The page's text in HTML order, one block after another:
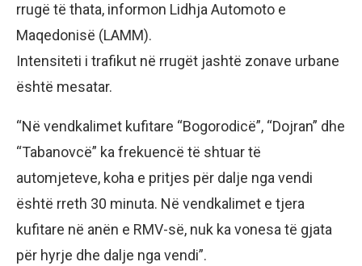
rrugë të thata, informon Lidhja Automoto e
Maqedonisë (LAMM).
Intensiteti i trafikut në rrugët jashtë zonave urbane
është mesatar.
“Në vendkalimet kufitare “Bogorodicë”, “Dojran” dhe
“Tabanovcë” ka frekuencë të shtuar të
automjeteve, koha e pritjes për dalje nga vendi
është rreth 30 minuta. Në vendkalimet e tjera
kufitare në anën e RMV-së, nuk ka vonesa të gjata
për hyrje dhe dalje nga vendi”.